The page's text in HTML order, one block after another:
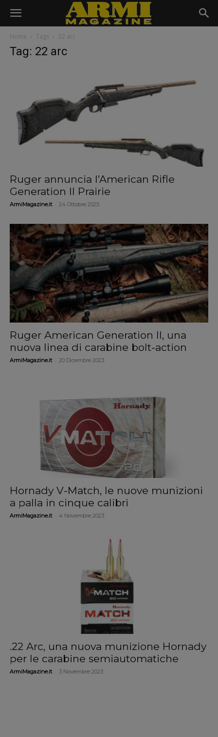
Home Tags 22 arc
Tag: 22 arc
Ruger annuncia l’American Rifle
Generation II Prairie
ArmiMagazine.it 24 Ottobre 2025
Ruger American Generation II, una
nuova linea di carabine bolt-action
ArmiMagazine.it 20 Dicembre 2023
Hornady V-Match, le nuove munizioni
a palla in cinque calibri
ArmiMagazine.it 4 Novembre 2023
.22 Arc, una nuova munizione Hornady
per le carabine semiautomatiche
ArmiMagazine.it 3 Novembre 2023